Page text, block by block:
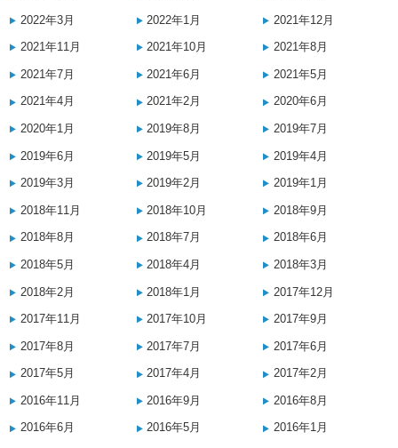
2022年3月 2022年1月 2021年12月
2021年11月 2021年10月 2021年8月
2021年7月 2021年6月 2021年5月
2021年4月 2021年2月 2020年6月
2020年1月 2019年8月 2019年7月
2019年6月 2019年5月 2019年4月
2019年3月 2019年2月 2019年1月
2018年11月 2018年10月 2018年9月
2018年8月 2018年7月 2018年6月
2018年5月 2018年4月 2018年3月
2018年2月 2018年1月 2017年12月
2017年11月 2017年10月 2017年9月
2017年8月 2017年7月 2017年6月
2017年5月 2017年4月 2017年2月
2016年11月 2016年9月 2016年8月
2016年6月 2016年5月 2016年1月